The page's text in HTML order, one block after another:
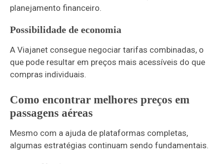
planejamento financeiro.
Possibilidade de economia
A Viajanet consegue negociar tarifas combinadas, o
que pode resultar em preços mais acessíveis do que
compras individuais.
Como encontrar melhores preços em
passagens aéreas
Mesmo com a ajuda de plataformas completas,
algumas estratégias continuam sendo fundamentais.